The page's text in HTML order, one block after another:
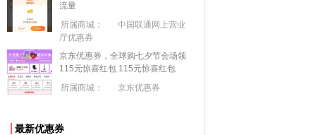
流量
所属商城：
中国联通网上营业
厅优惠券
京东优惠券，全球购七夕节会场领
115元惊喜红包 115元惊喜红包
所属商城：
京东优惠券
最新优惠券